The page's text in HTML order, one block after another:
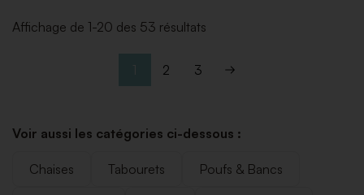
Affichage de 1-20 des 53 résultats
1 2 3
Voir aussi les catégories ci-dessous :
Chaises Tabourets Poufs & Bancs